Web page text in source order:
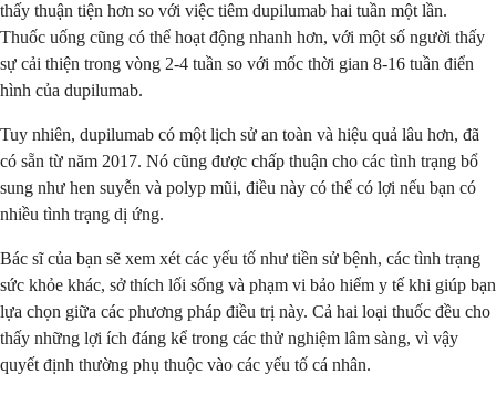
thấy thuận tiện hơn so với việc tiêm dupilumab hai tuần một lần.
Thuốc uống cũng có thể hoạt động nhanh hơn, với một số người thấy
sự cải thiện trong vòng 2-4 tuần so với mốc thời gian 8-16 tuần điển
hình của dupilumab.
Tuy nhiên, dupilumab có một lịch sử an toàn và hiệu quả lâu hơn, đã
có sẵn từ năm 2017. Nó cũng được chấp thuận cho các tình trạng bổ
sung như hen suyễn và polyp mũi, điều này có thể có lợi nếu bạn có
nhiều tình trạng dị ứng.
Bác sĩ của bạn sẽ xem xét các yếu tố như tiền sử bệnh, các tình trạng
sức khỏe khác, sở thích lối sống và phạm vi bảo hiểm y tế khi giúp bạn
lựa chọn giữa các phương pháp điều trị này. Cả hai loại thuốc đều cho
thấy những lợi ích đáng kể trong các thử nghiệm lâm sàng, vì vậy
quyết định thường phụ thuộc vào các yếu tố cá nhân.